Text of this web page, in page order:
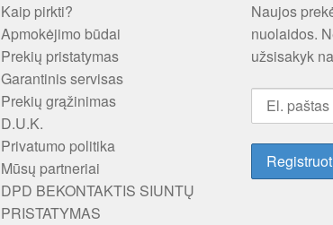
Kaip pirkti?
Apmokėjimo būdai
Prekių pristatymas
Garantinis servisas
Prekių grąžinimas
D.U.K.
Privatumo politika
Mūsų partneriai
DPD BEKONTAKTIS SIUNTŲ
PRISTATYMAS
Naujos
nuolaidos.
užsisakyk